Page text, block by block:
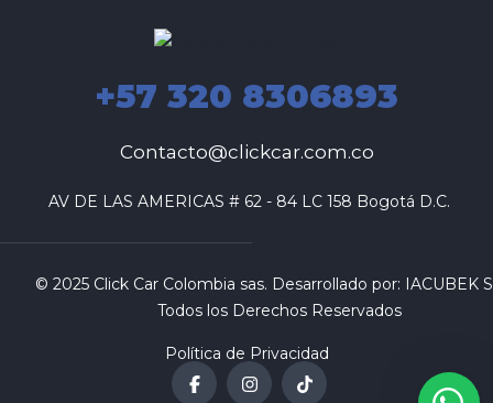
+57 320 8306893
Contacto@clickcar.com.co
AV DE LAS AMERICAS # 62 - 84 LC 158 Bogotá D.C.
© 2025 Click Car Colombia sas. Desarrollado por: IACUBEK
Todos los Derechos Reservados
Política de Privacidad